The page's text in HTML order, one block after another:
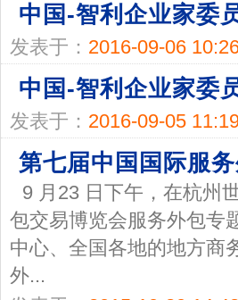
中国-智利企业家委
发表于： 2016-09-06
中国-智利企业家委
发表于： 2016-09-05
第七届中国国际服
9 月23 日下午，在杭州
包交易博览会服务外包专
中心、全国各地的地方商
外...